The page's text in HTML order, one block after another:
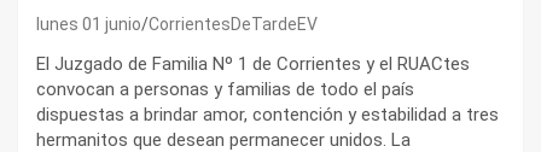
lunes 01 junio CorrientesDeTardeEV
El Juzgado de Familia Nº 1 de Corrientes y el RUACtes
convocan a personas y familias de todo el país
dispuestas a brindar amor, contención y estabilidad a tres
hermanitos que desean permanecer unidos. La